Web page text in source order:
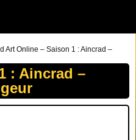
Art Online – Saison 1 : Aincrad –
: Aincrad –